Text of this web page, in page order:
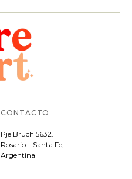
CONTACTO
Pje Bruch 5632.
Rosario – Santa Fe;
Argentina